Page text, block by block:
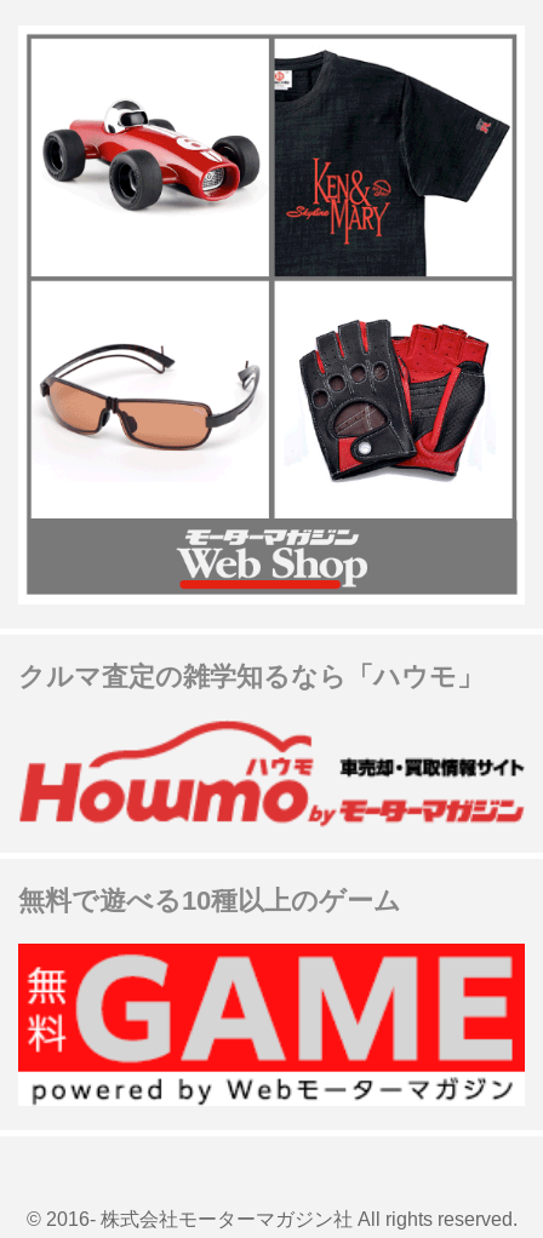
クルマ査定の雑学知るなら「ハウモ」
無料で遊べる10種以上のゲーム
© 2016- 株式会社モーターマガジン社 All rights reserved.